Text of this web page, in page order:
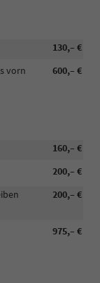
130,– €
600,– €
vorn
160,– €
200,– €
200,– €
975,– €